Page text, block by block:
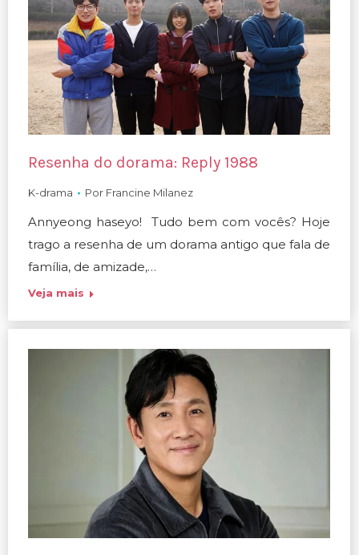
Resenha do dorama: Reply 1988
K-drama Por Francine Milanez
Annyeong haseyo! Tudo bem com vocês? Hoje
trago a resenha de um dorama antigo que fala de
família, de amizade,…
Veja mais